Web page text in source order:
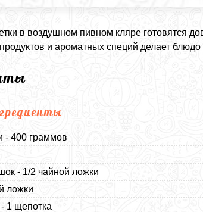
в воздушном пивном кляре готовятся
и ароматных специй делает
- 400 граммов
- 1/2 чайной ложки
ложки
1 щепотка